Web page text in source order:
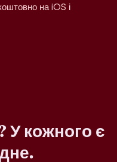
на iOS і
У кожного є